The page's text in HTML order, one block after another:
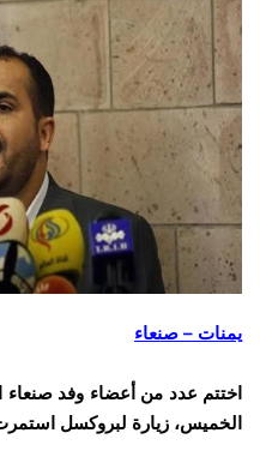
يمنات – صنعاء
اختتم عدد من أعضاء وفد صنعاء
الخميس، زيارة لبروكسل استمرت